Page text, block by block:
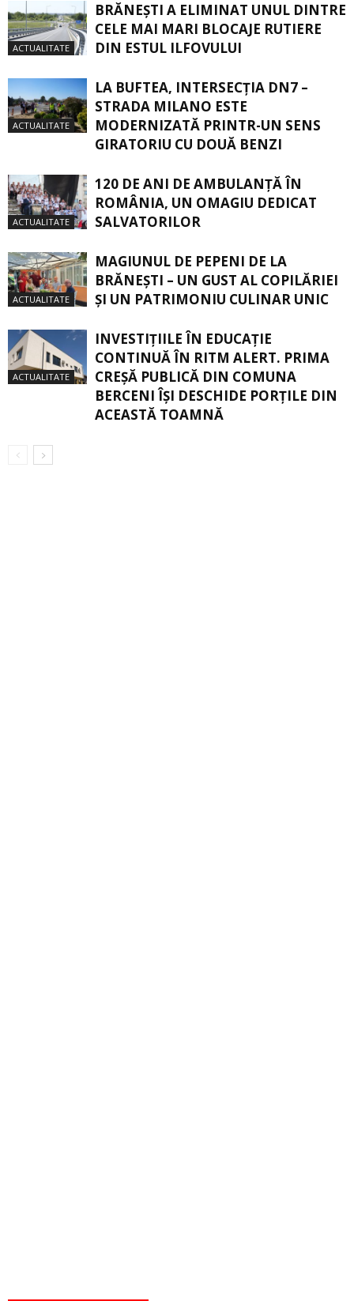
ACTUALITATE
BRĂNEȘTI A ELIMINAT UNUL DINTRE
CELE MAI MARI BLOCAJE RUTIERE
DIN ESTUL ILFOVULUI
ACTUALITATE
LA BUFTEA, INTERSECŢIA DN7 –
STRADA MILANO ESTE
MODERNIZATĂ PRINTR-UN SENS
GIRATORIU CU DOUĂ BENZI
ACTUALITATE
120 DE ANI DE AMBULANȚĂ ÎN
ROMÂNIA, UN OMAGIU DEDICAT
SALVATORILOR
ACTUALITATE
MAGIUNUL DE PEPENI DE LA
BRĂNEŞTI – UN GUST AL COPILĂRIEI
ŞI UN PATRIMONIU CULINAR UNIC
ACTUALITATE
INVESTIȚIILE ÎN EDUCAȚIE
CONTINUĂ ÎN RITM ALERT. PRIMA
CREŞĂ PUBLICĂ DIN COMUNA
BERCENI ÎŞI DESCHIDE PORŢILE DIN
ACEASTĂ TOAMNĂ